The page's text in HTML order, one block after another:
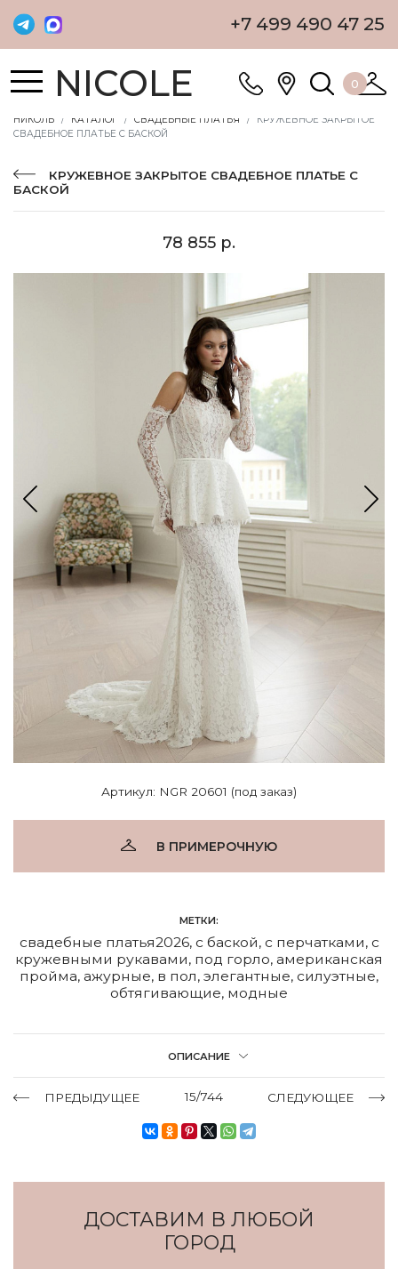
+7 499 490 47 25
NICOLE 0
НИКОЛЬ КАТАЛОГ СВАДЕБНЫЕ ПЛАТЬЯ
КРУЖЕВНОЕ ЗАКРЫТОЕ
СВАДЕБНОЕ ПЛАТЬЕ С БАСКОЙ
КРУЖЕВНОЕ ЗАКРЫТОЕ СВАДЕБНОЕ ПЛАТЬЕ С
БАСКОЙ
78 855 р.
Артикул: NGR 20601 (под заказ)
В ПРИМЕРОЧНУЮ
МЕТКИ:
свадебные платья2026, с баской, с перчатками, с
кружевными рукавами, под горло, американская
пройма, ажурные, в пол, элегантные, силуэтные,
обтягивающие, модные
ОПИСАНИЕ
ПРЕДЫДУЩЕЕ 15/744 СЛЕДУЮЩЕЕ
ДОСТАВИМ В ЛЮБОЙ
ГОРОД